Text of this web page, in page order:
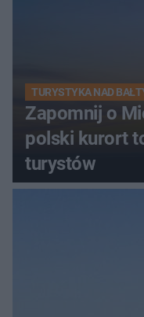
TURYSTYKA NAD
Zapomnij o
polski kurort
turystów